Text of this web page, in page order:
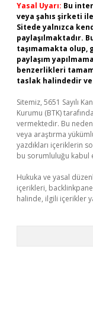
Yasal Uyarı: Bu
veya şahıs şirketi
Sitede yalnızca
paylaşılmaktadır.
taşımamakta olup,
paylaşım
benzerlikleri
taslak halindedir
Sitemiz, 5651 Sayılı
Kurumu (BTK)
vermektedir. Bu
veya araştırma
yazdıkları içeriklerin
bu sorumluluğu kabul
Hukuka ve yasal
içerikleri,
halinde, ilgili içerikler